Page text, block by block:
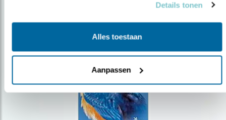
Details tonen
Alles toestaan
Aanpassen